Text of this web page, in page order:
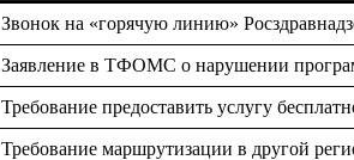
Звонок на «горячую линию»
Заявление в ТФОМС о нарушении
Требование предоставить услугу
Требование маршрутизации в другой